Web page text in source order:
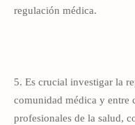
regulación médica.
5. Es crucial investigar la
comunidad médica y entre
profesionales de la salud,